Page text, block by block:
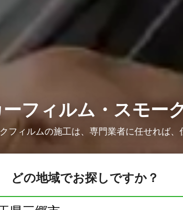
ーフィルム・スモー
フィルムの施工は、専門業者に任せれば、
どの地域でお探しですか？